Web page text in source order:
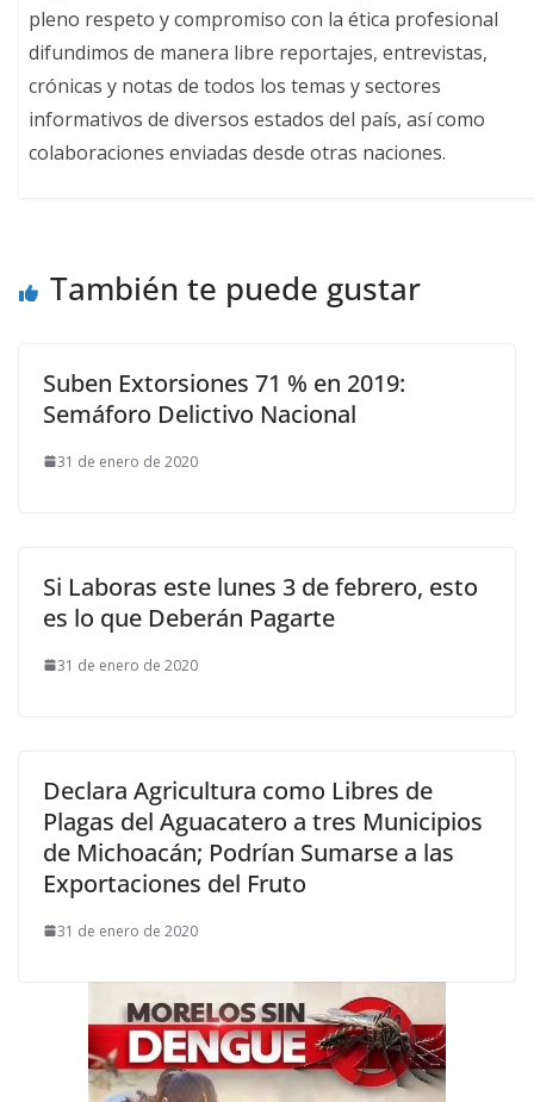
pleno respeto y compromiso con la ética profesional
difundimos de manera libre reportajes, entrevistas,
crónicas y notas de todos los temas y sectores
informativos de diversos estados del país, así como
colaboraciones enviadas desde otras naciones.
También te puede gustar
Suben Extorsiones 71 % en 2019:
Semáforo Delictivo Nacional
31 de enero de 2020
Si Laboras este lunes 3 de febrero, esto
es lo que Deberán Pagarte
31 de enero de 2020
Declara Agricultura como Libres de
Plagas del Aguacatero a tres Municipios
de Michoacán; Podrían Sumarse a las
Exportaciones del Fruto
31 de enero de 2020